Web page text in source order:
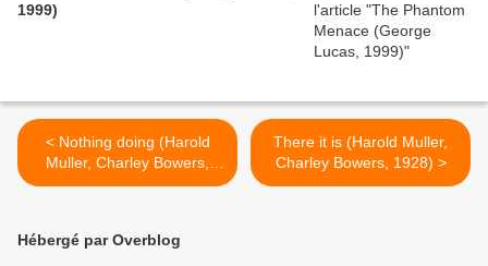
1999)
< Nothing doing (Harold
Muller, Charley Bowers,
1927)
There it is (Harold Muller,
Charley Bowers, 1928) >
Hébergé par Overblog